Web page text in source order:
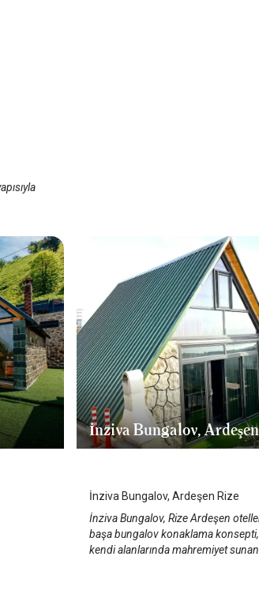
İnziva Bungalov, Ardeşen
İnziva Bungalov, Ardeşen Rize
İnziva Bungalov, Rize Ardeşen
başa bungalov konaklama
kendi alanlarında mahremiyet